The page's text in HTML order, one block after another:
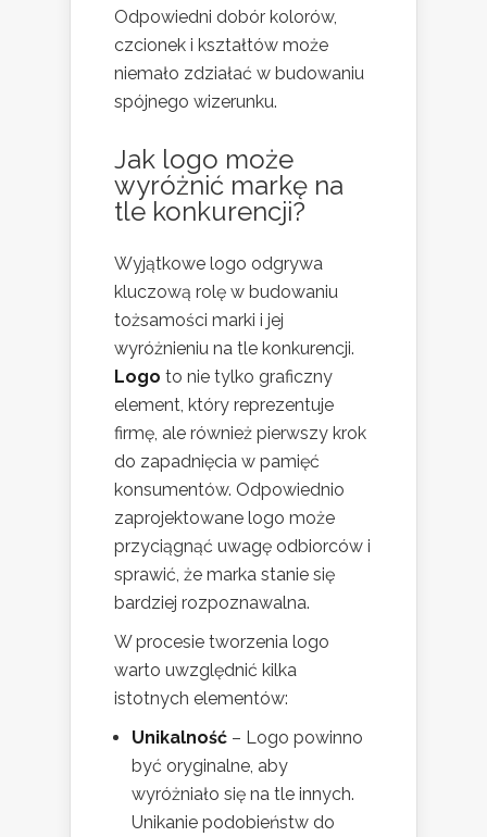
Odpowiedni dobór kolorów,
czcionek i kształtów może
niemało zdziałać w budowaniu
spójnego wizerunku.
Jak logo może
wyróżnić markę na
tle konkurencji?
Wyjątkowe logo odgrywa
kluczową rolę w budowaniu
tożsamości marki i jej
wyróżnieniu na tle konkurencji.
Logo to nie tylko graficzny
element, który reprezentuje
firmę, ale również pierwszy krok
do zapadnięcia w pamięć
konsumentów. Odpowiednio
zaprojektowane logo może
przyciągnąć uwagę odbiorców i
sprawić, że marka stanie się
bardziej rozpoznawalna.
W procesie tworzenia logo
warto uwzględnić kilka
istotnych elementów:
Unikalność – Logo powinno
być oryginalne, aby
wyróżniało się na tle innych.
Unikanie podobieństw do